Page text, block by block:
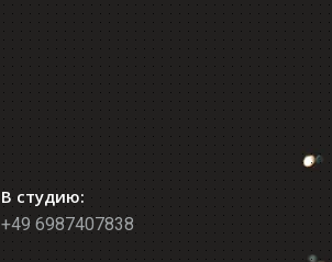
В студию:
+49 6987407838